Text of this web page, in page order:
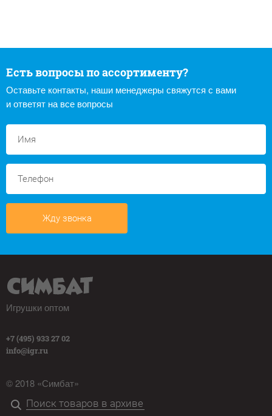
Есть вопросы по ассортименту?
Оставьте контакты, наши менеджеры свяжутся с вами
и ответят на все вопросы
Жду звонка
Игрушки оптом
+7 (495) 933 27 02
info@igr.ru
© 2018 «Симбат»